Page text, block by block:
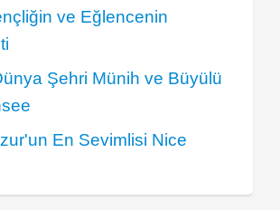
ve Eğlencenin
Şehri Münih ve Büyülü
En Sevimlisi Nice